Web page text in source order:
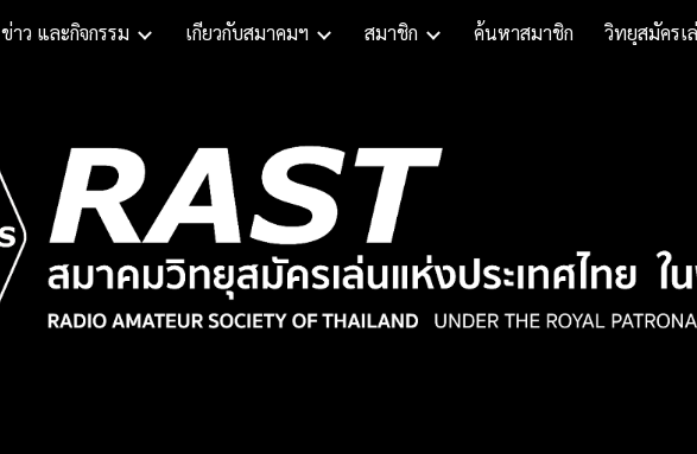
Skip to main content Skip to
ข่าว และกิจกรรม เกี่ยวกับสมาคมฯ สมาชิก ค้นหาสมาชิก วิทยุสมัครเ